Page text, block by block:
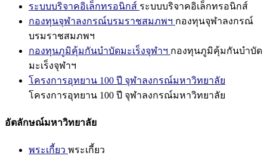
ระบบบริจาคอิเล็กทรอนิกส์ ระบบบริจาคอิเล็กทรอนิกส์
กองทุนจุฬาลงกรณ์บรมราชสมภพฯ กองทุนจุฬาลงกรณ์
บรมราชสมภพฯ
กองทุนภูมิคุ้มกันบำบัดมะเร็งจุฬาฯ กองทุนภูมิคุ้มกันบำบัด
มะเร็งจุฬาฯ
โครงการอุทยาน 100 ปี จุฬาลงกรณ์มหาวิทยาลัย
โครงการอุทยาน 100 ปี จุฬาลงกรณ์มหาวิทยาลัย
อัตลักษณ์มหาวิทยาลัย
พระเกี้ยว พระเกี้ยว